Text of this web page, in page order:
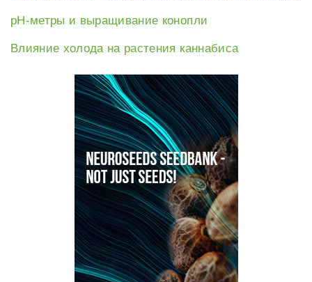
рН-метры и выращивание конопли
Влияние холода на растения каннабиса